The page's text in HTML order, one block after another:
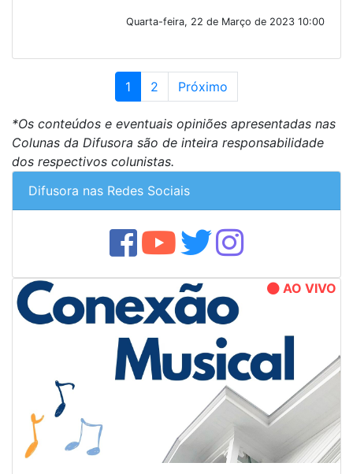
Quarta-feira, 22 de Março de 2023 10:00
1 2 Próximo
*Os conteúdos e eventuais opiniões apresentadas nas
Colunas da Difusora são de inteira responsabilidade
dos respectivos colunistas.
Difusora nas Redes Sociais
AO VIVO